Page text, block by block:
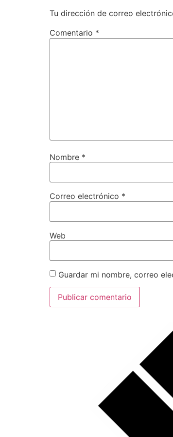
Tu dirección de correo
Comentario *
Nombre *
Correo electrónico *
Web
Guardar mi nombre, correo